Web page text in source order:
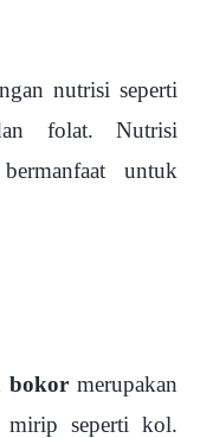
nutrisi seperti
folat. Nutrisi
untuk
bokormerupakan
mirip seperti kol.